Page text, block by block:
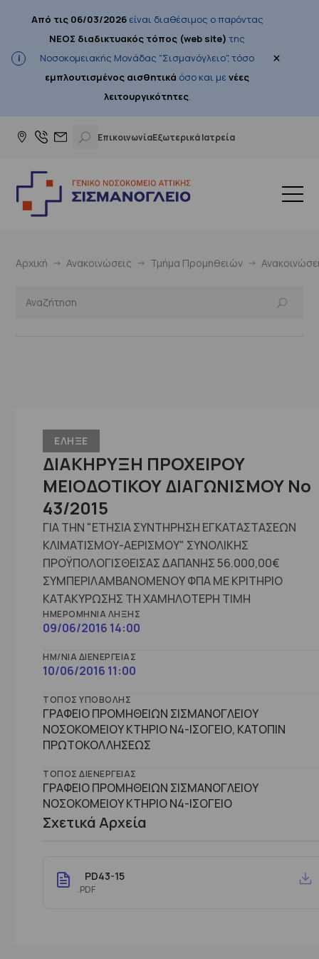
Από τις 06/03/2026είναι διαθέσιμος ο παρόντας
ΝΕΟΣ διαδικτυακός τόπος (web site) της
Νοσοκομειακής Μονάδας "Σισμανόγλειο", τόσο
εμπλουτισμένος αισθητικά όσο και μενέες
λειτουργικότητες.
×
ΕπικοινωνίαΕξωτερικά Ιατρεία
Αρχική Ανακοινώσεις Τμήμα Προμηθειών
ΕΛΗΞΕ
ΔΙΑΚΗΡΥΞΗ ΠΡΟΧΕΙΡΟΥ
ΜΕΙΟΔΟΤΙΚΟΥ ΔΙΑΓΩΝΙΣΜΟΥ Νο
43/2015
ΓΙΑ ΤΗΝ "ΕΤΗΣΙΑ ΣΥΝΤΗΡΗΣΗ ΕΓΚΑΤΑΣΤΑΣΕΩΝ
ΚΛΙΜΑΤΙΣΜΟΥ-ΑΕΡΙΣΜΟΥ" ΣΥΝΟΛΙΚΗΣ
ΠΡΟΫΠΟΛΟΓΙΣΘΕΙΣΑΣ ΔΑΠΑΝΗΣ 56.000,00€
ΣΥΜΠΕΡΙΛΑΜΒΑΝΟΜΕΝΟΥ ΦΠΑ ΜΕ ΚΡΙΤΗΡΙΟ
ΚΑΤΑΚΥΡΩΣΗΣ ΤΗ ΧΑΜΗΛΟΤΕΡΗ ΤΙΜΗ
ΗΜΕΡΟΜΗΝΊΑ ΛΉΞΗΣ
09/06/2016 14:00
ΗΜ/ΝΊΑ ΔΙΕΝΈΡΓΕΙΑΣ
10/06/2016 11:00
ΤΌΠΟΣ ΥΠΟΒΟΛΉΣ
ΓΡΑΦΕΙΟ ΠΡΟΜΗΘΕΙΩΝ ΣΙΣΜΑΝΟΓΛΕΙΟΥ
ΝΟΣΟΚΟΜΕΙΟΥ ΚΤΗΡΙΟ Ν4-ΙΣΟΓΕΙΟ, ΚΑΤΟΠΙΝ
ΠΡΩΤΟΚΟΛΛΗΣΕΩΣ
ΤΌΠΟΣ ΔΙΕΝΈΡΓΕΙΑΣ
ΓΡΑΦΕΙΟ ΠΡΟΜΗΘΕΙΩΝ ΣΙΣΜΑΝΟΓΛΕΙΟΥ
ΝΟΣΟΚΟΜΕΙΟΥ ΚΤHΡΙΟ Ν4-ΙΣΟΓΕΙΟ
Σχετικά Αρχεία
PD43-15
.PDF